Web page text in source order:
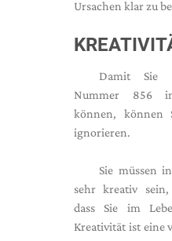
Ursachen klar zu
Damit Sie
Nummer 856
können, können
ignorieren.
Sie müssen
sehr kreativ
dass Sie im
Kreativität ist eine